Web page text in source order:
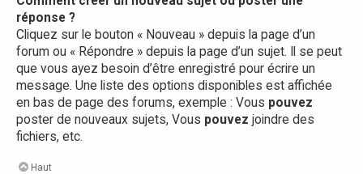
réponse ?
Cliquez sur le bouton « Nouveau » depuis la page d’un
forum ou « Répondre » depuis la page d’un sujet. Il se peut
que vous ayez besoin d’être enregistré pour écrire un
message. Une liste des options disponibles est affichée
en bas de page des forums, exemple : Vous pouvez
poster de nouveaux sujets, Vous pouvez joindre des
fichiers, etc.
Haut